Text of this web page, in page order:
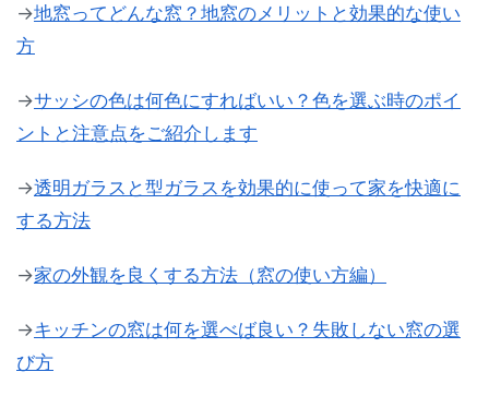
→地窓ってどんな窓？地窓のメリットと効果的な使い
方
→サッシの色は何色にすればいい？色を選ぶ時のポイ
ントと注意点をご紹介します
→透明ガラスと型ガラスを効果的に使って家を快適に
する方法
→家の外観を良くする方法（窓の使い方編）
→キッチンの窓は何を選べば良い？失敗しない窓の選
び方